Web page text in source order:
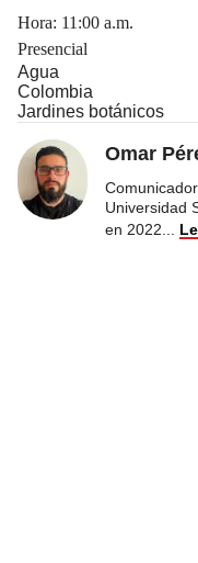
Hora: 11:00 a.m.
Presencial
Agua
Colombia
Jardines botánicos
Omar
Universidad
en 2022